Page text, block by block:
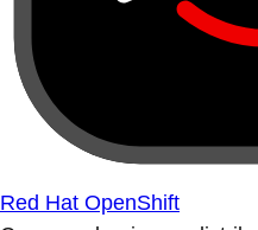
Red Hat OpenShift